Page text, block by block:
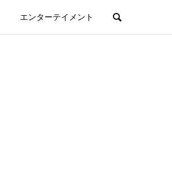
エンターテイメント